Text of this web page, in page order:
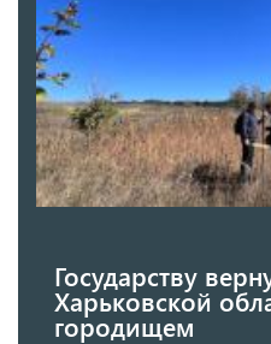
Государству
Харьковской
городищем